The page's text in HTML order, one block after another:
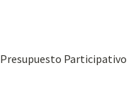
Presupuesto Participativo